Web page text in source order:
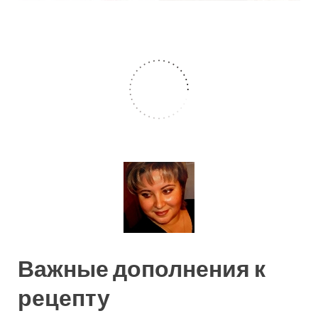
Важные дополнения к
рецепту